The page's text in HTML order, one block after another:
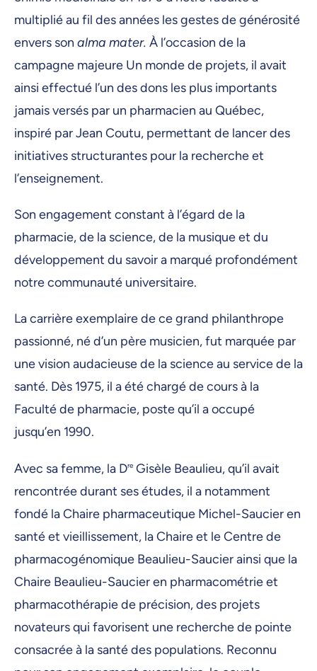
multiplié au fil des années les gestes de générosité
envers son alma mater. À l’occasion de la
campagne majeure Un monde de projets, il avait
ainsi effectué l’un des dons les plus importants
jamais versés par un pharmacien au Québec,
inspiré par Jean Coutu, permettant de lancer des
initiatives structurantes pour la recherche et
l’enseignement.
Son engagement constant à l’égard de la
pharmacie, de la science, de la musique et du
développement du savoir a marqué profondément
notre communauté universitaire.
La carrière exemplaire de ce grand philanthrope
passionné, né d’un père musicien, fut marquée par
une vision audacieuse de la science au service de la
santé. Dès 1975, il a été chargé de cours à la
Faculté de pharmacie, poste qu’il a occupé
jusqu’en 1990.
Avec sa femme, la Dre Gisèle Beaulieu, qu’il avait
rencontrée durant ses études, il a notamment
fondé la Chaire pharmaceutique Michel-Saucier en
santé et vieillissement, la Chaire et le Centre de
pharmacogénomique Beaulieu-Saucier ainsi que la
Chaire Beaulieu-Saucier en pharmacométrie et
pharmacothérapie de précision, des projets
novateurs qui favorisent une recherche de pointe
consacrée à la santé des populations. Reconnu